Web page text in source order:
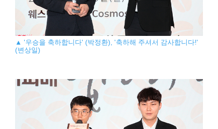
▲ '우승을 축하합니다' (박정환), '축하해 주셔서 감사합니다!'
(변상일)